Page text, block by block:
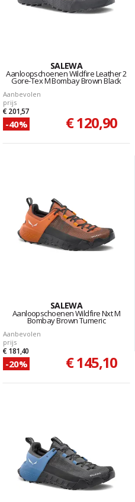
SALEWA
Aanloopschoenen Wildfire Leather 2
Gore-Tex M Bombay Brown Black
Aanbevolen
prijs
€ 201,57
-40% € 120,90
SALEWA
Aanloopschoenen Wildfire Nxt M
Bombay Brown Tumeric
Aanbevolen
prijs
€ 181,40
-20% € 145,10